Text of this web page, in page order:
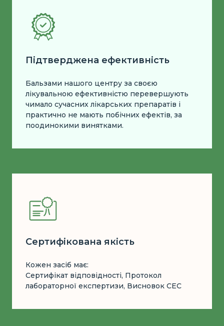
Підтверджена ефективність
Бальзами нашого центру за своєю
лікувальною ефективністю перевершують
чимало сучасних лікарських препаратів і
практично не мають побічних ефектів, за
поодинокими винятками.
Сертифікована якість
Кожен засіб має:
Сертифікат відповідності, Протокол
лабораторної експертизи, Висновок СЕС